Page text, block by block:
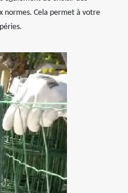
normes. Cela permet à votre